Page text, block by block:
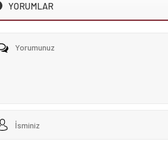
YORUMLAR